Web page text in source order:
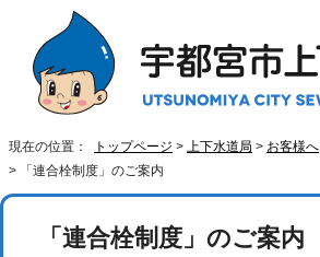
現在の位置： トップページ > 上下水道局 > お客様へ
> 「連合栓制度」のご案内
「連合栓制度」のご案内